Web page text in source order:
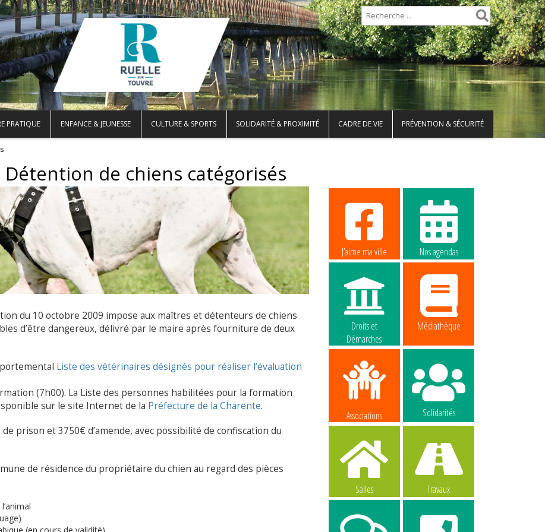
PRATIQUE ENFANCE & JEUNESSE CULTURE & SPORTS SOLIDARITÉ & PROXIMITÉ CADRE DE VIE PRÉVENTION & SÉCURITÉ
Détention de chiens catégorisés
du 10 octobre 2009 impose aux maîtres et détenteurs de chiens
d’être dangereux, délivré par le maire après fourniture de deux
Liste des vétérinaires désignés pour réaliser l’évaluation
(7h00). La Liste des personnes habilitées pour la formation
sur le site Internet de la Préfecture de la Charente.
prison et 3750€ d’amende, avec possibilité de confiscation du
de résidence du propriétaire du chien au regard des pièces
J’aime ma ville Nos agendas
Droits et
Démarches
Médiathèque
Associations Solidarités
Salles Travaux